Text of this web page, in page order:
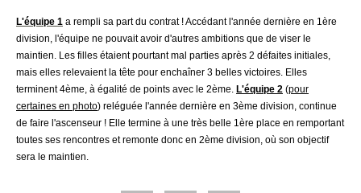
L'équipe 1 a rempli sa part du contrat ! Accédant l'année dernière en 1ère
division, l'équipe ne pouvait avoir d'autres ambitions que de viser le
maintien. Les filles étaient pourtant mal parties après 2 défaites initiales,
mais elles relevaient la tête pour enchaîner 3 belles victoires. Elles
terminent 4ème, à égalité de points avec le 2ème. L'équipe 2 (pour
certaines en photo) reléguée l'année dernière en 3ème division, continue
de faire l'ascenseur ! Elle termine à une très belle 1ère place en remportant
toutes ses rencontres et remonte donc en 2ème division, où son objectif
sera le maintien.